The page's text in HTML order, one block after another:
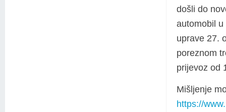
došli do
automobil
uprave 27.
poreznom
prijevoz od
Mišljenje
https://